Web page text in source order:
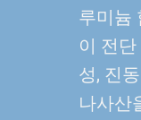
루미늄
이 전
성, 진
나사산